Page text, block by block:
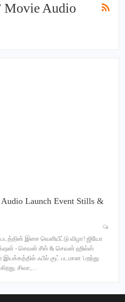
Movie Audio
Audio Launch Event Stills &
படத்தின் இசை வெளியீட்டு விழா! ஜியோ
- செவன் சீஸ் & செவன் ஹில்ஸ்
இயக்கத்தில் ஃபீல் குட் படமான 'பறந்து
சிவா,…